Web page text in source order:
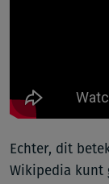
Echter, dit
Wikipedia